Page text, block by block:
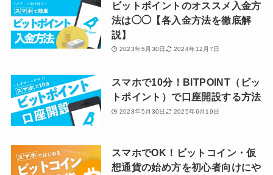
ビットポイントのオススメ入金方
法は◯◯【各入金方法を徹底解
説】
2023年5月30日 2024年12月7日
スマホで10分！BITPOINT（ビッ
トポイント）で口座開設する方法
2023年5月30日 2025年6月19日
スマホでOK！ビットコイン・仮
想通貨の始め方を初心者向けにや